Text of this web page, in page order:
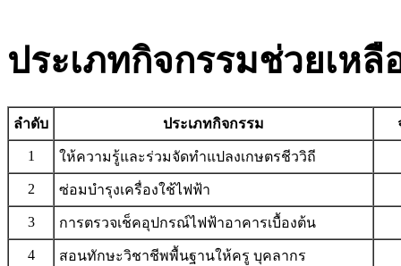
ประเภทกิจกรรมช่วยเหลื
ลำดับ ประเภทกิจกรรม
1 ให้ความรู้และร่วมจัดทำแปลงเกษตรชีววิถี
2 ซ่อมบำรุงเครื่องใช้ไฟฟ้า
3 การตรวจเช็คอุปกรณ์ไฟฟ้าอาคารเบื้องต้น
4 สอนทักษะวิชาชีพพื้นฐานให้ครู บุคลากร